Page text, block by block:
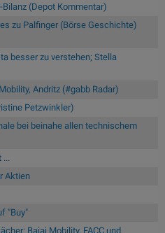
(Depot Kommentar)
zu Palfinger (Börse Geschichte)
besser zu verstehen; Stella
Andritz (#gabb Radar)
Petzwinkler)
bei beinahe allen technischem
...
Aktien
"Buy"
Bajaj Mobility, FACC und